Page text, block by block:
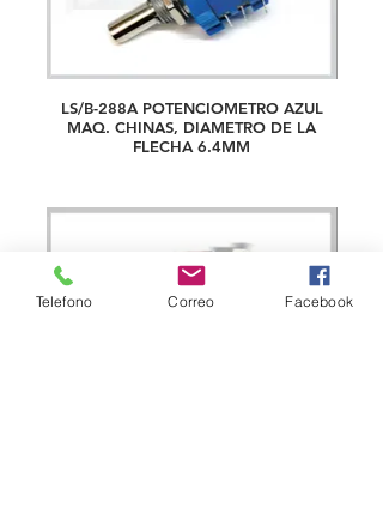
LS/B-288A POTENCIOMETRO AZUL
MAQ. CHINAS, DIAMETRO DE LA
FLECHA 6.4MM
Telefono Correo Facebook